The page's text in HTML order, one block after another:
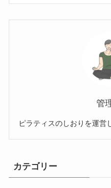
管
ピラティスのしおりを運営
カテゴリー